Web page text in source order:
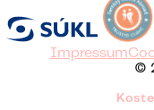
Impressum
©